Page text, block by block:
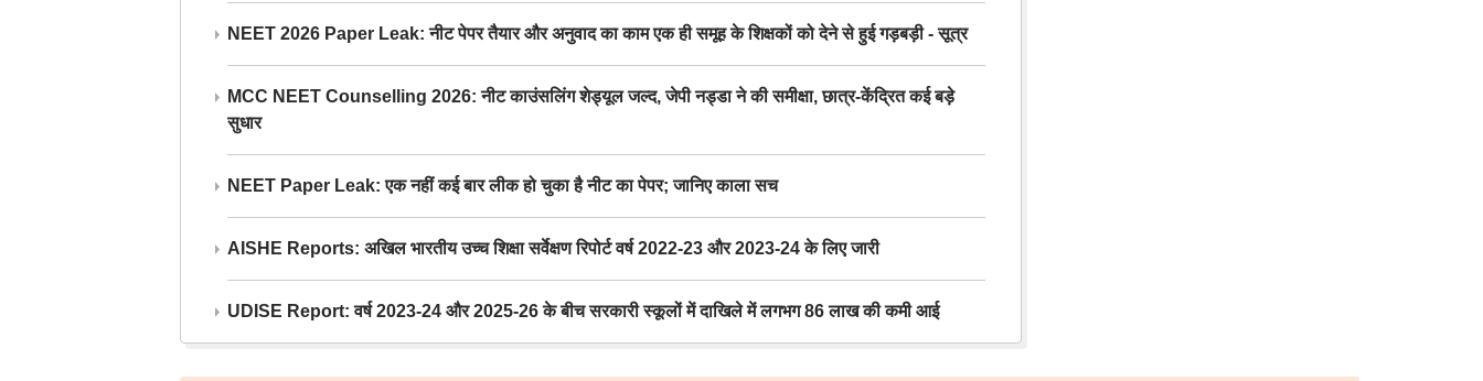
NEET 2026 Paper Leak: नीट पेपर तैयार और अनुवाद का काम एक ही समूह के शिक्षकों को देने से हुई गड़बड़ी - सूत्र
MCC NEET Counselling 2026: नीट काउंसलिंग शेड्यूल जल्द, जेपी नड्डा ने की समीक्षा, छात्र-केंद्रित कई बड़े
सुधार
NEET Paper Leak: एक नहीं कई बार लीक हो चुका है नीट का पेपर; जानिए काला सच
AISHE Reports: अखिल भारतीय उच्च शिक्षा सर्वेक्षण रिपोर्ट वर्ष 2022-23 और 2023-24 के लिए जारी
UDISE Report: वर्ष 2023-24 और 2025-26 के बीच सरकारी स्कूलों में दाखिले में लगभग 86 लाख की कमी आई